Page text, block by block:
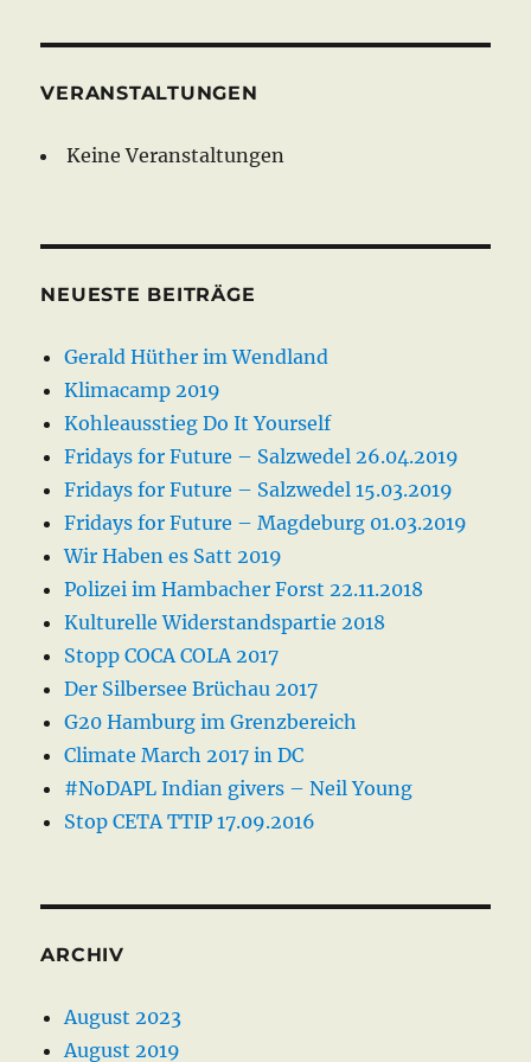
VERANSTALTUNGEN
Keine Veranstaltungen
NEUESTE BEITRÄGE
Gerald Hüther im Wendland
Klimacamp 2019
Kohleausstieg Do It Yourself
Fridays for Future – Salzwedel 26.04.2019
Fridays for Future – Salzwedel 15.03.2019
Fridays for Future – Magdeburg 01.03.2019
Wir Haben es Satt 2019
Polizei im Hambacher Forst 22.11.2018
Kulturelle Widerstandspartie 2018
Stopp COCA COLA 2017
Der Silbersee Brüchau 2017
G20 Hamburg im Grenzbereich
Climate March 2017 in DC
#NoDAPL Indian givers – Neil Young
Stop CETA TTIP 17.09.2016
ARCHIV
August 2023
August 2019